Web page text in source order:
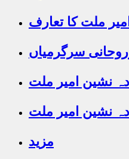
ملت کا تعارف
سرگرمیاں
نشین امیر ملت
نشین امیر ملت
مزید